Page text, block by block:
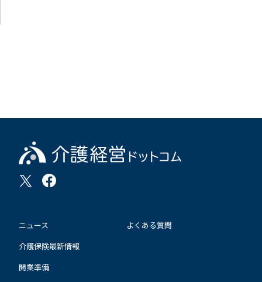
ニュース
介護保険最新情報
開業準備
よくある質問